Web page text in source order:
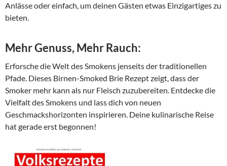
Anlässe oder einfach, um deinen Gästen etwas Einzigartiges zu
bieten.
Mehr Genuss, Mehr Rauch:
Erforsche die Welt des Smokens jenseits der traditionellen
Pfade. Dieses Birnen-Smoked Brie Rezept zeigt, dass der
Smoker mehr kann als nur Fleisch zuzubereiten. Entdecke die
Vielfalt des Smokens und lass dich von neuen
Geschmackshorizonten inspirieren. Deine kulinarische Reise
hat gerade erst begonnen!